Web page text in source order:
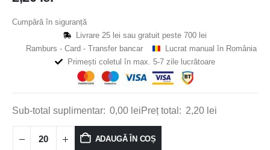
Cumpără în siguranță
Livrare 25 lei sau gratuit peste 700 lei
Ramburs - Card - Transfer bancar
Lucrat manual în România
Primești coletul în max. 5-7 zile lucrătoare
Sub-total suplimentar: 0,00 leiPreț total: 2,20 lei
ADAUGĂ ÎN COȘ